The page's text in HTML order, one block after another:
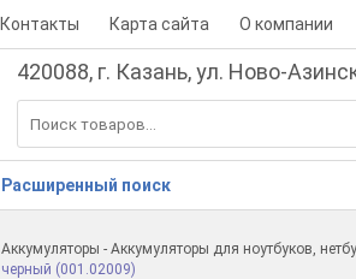
Контакты Карта сайта О компании
420088, г. Казань, ул. Ново-
Расширенный поиск
Аккумуляторы - Аккумуляторы для ноутбуков,
черный (001.02009)